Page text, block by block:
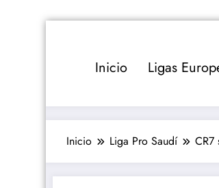
Inicio Ligas
Inicio Liga Pro Saudí CR7